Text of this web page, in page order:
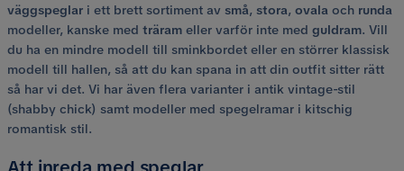
väggspeglar i ett brett sortiment av små, stora, ovala och runda
modeller, kanske med träram eller varför inte med guldram. Vill
du ha en mindre modell till sminkbordet eller en störrer klassisk
modell till hallen, så att du kan spana in att din outfit sitter rätt
så har vi det. Vi har även flera varianter i antik vintage-stil
(shabby chick) samt modeller med spegelramar i kitschig
romantisk stil.